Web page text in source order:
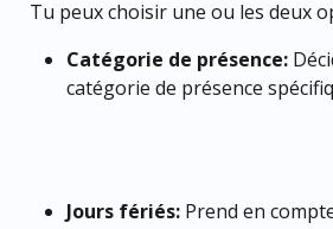
Tu peux choisir une ou les deux
Catégorie de présence:
catégorie de présence
Jours fériés: Prend en